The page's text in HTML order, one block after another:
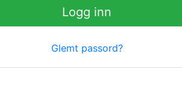
Logg inn
Glemt passord?